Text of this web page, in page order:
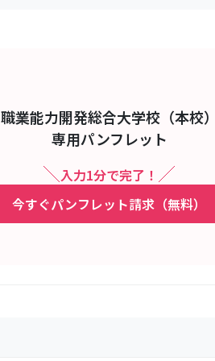
職業能力開発総合大学校（本校
専用パンフレット
入力1分で完了！
今すぐパンフレット請求（無料）